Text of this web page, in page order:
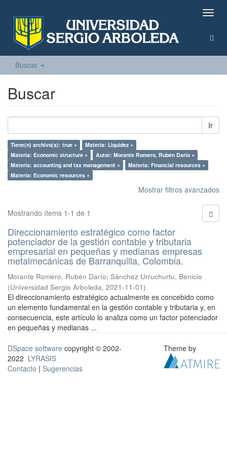
Buscar
Buscar
Ir
Tiene(n) archivo(s): true ×
Materia: Liquidez ×
Materia: Economic structure ×
Autor: Morante Romero, Rubén Darío ×
Materia: accounting and tax management ×
Materia: Financial resources ×
Materia: Economic resources ×
Mostrar filtros avanzados
Mostrando ítems 1-1 de 1
Direccionamiento estratégico como factor
potenciador de la gestión contable y tributaria
empresarial en pequeñas y medianas empresas
metalmecánicas de Barranquilla, Colombia.
Morante Romero, Rubén Darío; Sánchez Urruchurtu, Benicio
(Universidad Sergio Arboleda, 2021-11-01)
El direccionamiento estratégico actualmente es concebido como
un elemento fundamental en la gestión contable y tributaria y, en
consecuencia, este artículo lo analiza como un factor potenciador
en pequeñas y medianas ...
DSpace software copyright © 2002-
2022 LYRASIS
Contacto | Sugerencias
Theme by